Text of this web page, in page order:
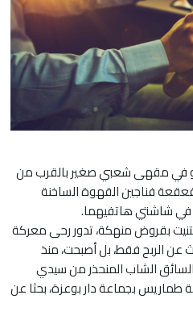
في مقهى شعبي صغير بالقرب من
فناجين القهوة الساخنة
في شاشتي هاتفيهما.
بقروض منهكة، تدور رحى معركة
الربح فقط، بل أصبحت، منذ
السائق الشاب المنحذر من سيدي
طماريس بجماعة دار بوعزة، بحثا عن